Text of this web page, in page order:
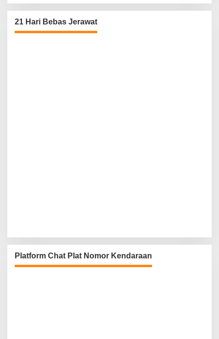
21 Hari Bebas Jerawat
Platform Chat Plat Nomor Kendaraan